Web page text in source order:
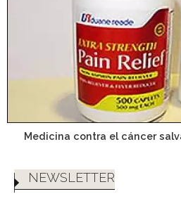
Medicina contra el cáncer
NEWSLETTER